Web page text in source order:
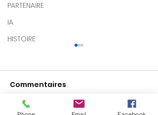
PARTENAIRE
IA
HISTOIRE
Commentaires